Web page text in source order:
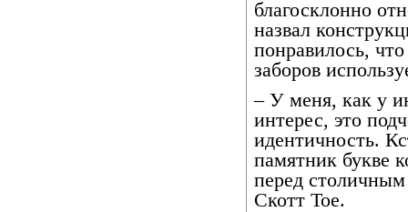
благосклонно
назвал
понравилось,
заборов
– У меня, как у
интерес, это
идентичность.
памятник букве
перед
Скотт Тое.